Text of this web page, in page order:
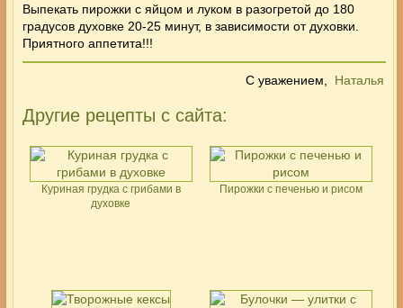
Выпекать пирожки с яйцом и луком в разогретой до 180
градусов духовке 20-25 минут, в зависимости от духовки.
Приятного аппетита!!!
С уважением, Наталья
Другие рецепты с сайта:
Куриная грудка с грибами в
духовке
Пирожки с печенью и рисом